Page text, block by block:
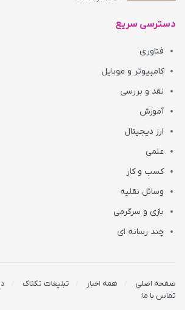
دسترسی سریع
فناوری
کامپیوتر و موبایل
نقد و بررسی
آموزش
ارز دیجیتال
علمی
کسب و کار
وسائل نقلیه
بازی و سرگرمی
چند رسانه ای
صفحه اصلی همه اخبار تبلیغات تکناک
تماس با ما